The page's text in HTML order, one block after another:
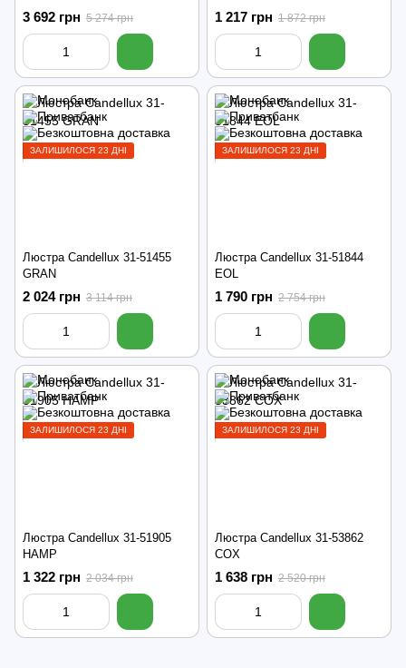
3 692 грн 5 274 грн 1 217 грн 1 872 грн
ЗАЛИШИЛОСЯ 23 ДНІ
Люстра Candellux 31-51455
GRAN
2 024 грн 3 114 грн
ЗАЛИШИЛОСЯ 23 ДНІ
Люстра Candellux 31-51844
EOL
1 790 грн 2 754 грн
ЗАЛИШИЛОСЯ 23 ДНІ
Люстра Candellux 31-51905
HAMP
1 322 грн 2 034 грн
ЗАЛИШИЛОСЯ 23 ДНІ
Люстра Candellux 31-53862
COX
1 638 грн 2 520 грн